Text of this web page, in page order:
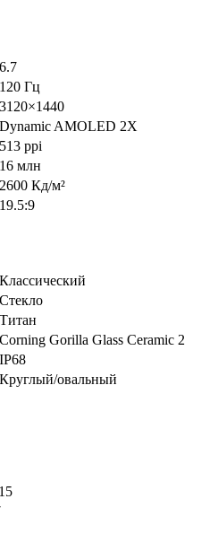
6.7
120 Гц
3120×1440
Dynamic AMOLED 2X
513 ppi
16 млн
2600 Кд/м²
19.5:9
Классический
Стекло
Титан
Corning Gorilla Glass Ceramic 2
IP68
Круглый/овальный